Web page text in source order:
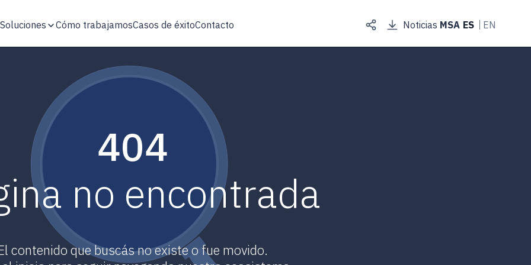
Soluciones Cómo trabajamosCasos de éxitoContacto Noticias MSA ES EN
404
no encontrada
contenido que buscás no existe o fue movido.